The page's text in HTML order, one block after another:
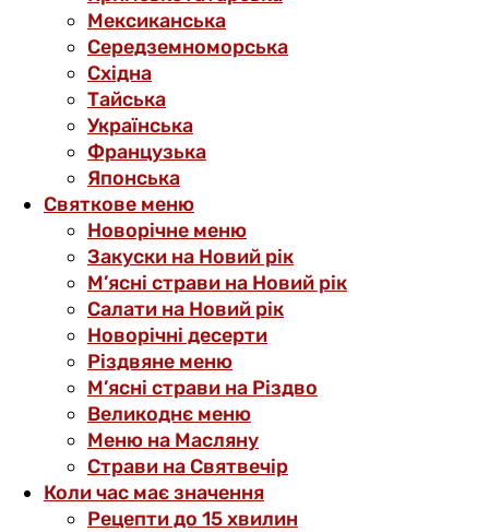
Мексиканська
Середземноморська
Східна
Тайська
Українська
Французька
Японська
Святкове меню
Новорічне меню
Закуски на Новий рік
М’ясні страви на Новий рік
Салати на Новий рік
Новорічні десерти
Різдвяне меню
М’ясні страви на Різдво
Великоднє меню
Меню на Масляну
Страви на Святвечір
Коли час має значення
Рецепти до 15 хвилин